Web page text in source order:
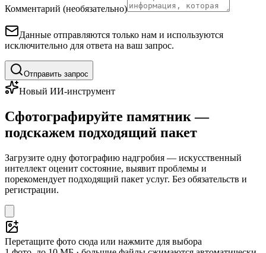
Комментарий (необязательно)
Данные отправляются только нам и используются
исключительно для ответа на ваш запрос.
Отправить запрос
Новый ИИ-инструмент
Сфотографируйте памятник —
подскажем подходящий пакет
Загрузите одну фотографию надгробия — искусственный
интеллект оценит состояние, выявит проблемы и
порекомендует подходящий пакет услуг. Без обязательств и
регистрации.
Перетащите фото сюда или нажмите для выбора